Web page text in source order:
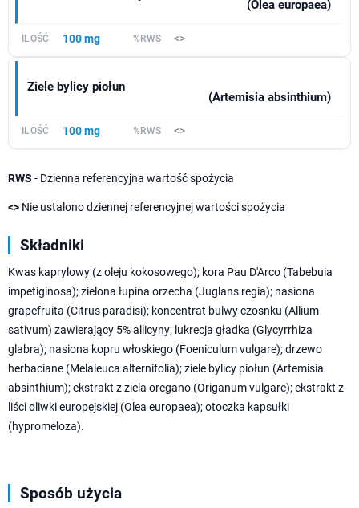
(Olea europaea)
100 mg <>
Ziele bylicy piołun
(Artemisia absinthium)
100 mg <>
RWS - Dzienna referencyjna wartość spożycia
<> Nie ustalono dziennej referencyjnej wartości spożycia
Składniki
Kwas kaprylowy (z oleju kokosowego); kora Pau D'Arco (Tabebuia
impetiginosa); zielona łupina orzecha (Juglans regia); nasiona
grapefruita (Citrus paradisi); koncentrat bulwy czosnku (Allium
sativum) zawierający 5% allicyny; lukrecja gładka (Glycyrrhiza
glabra); nasiona kopru włoskiego (Foeniculum vulgare); drzewo
herbaciane (Melaleuca alternifolia); ziele bylicy piołun (Artemisia
absinthium); ekstrakt z ziela oregano (Origanum vulgare); ekstrakt z
liści oliwki europejskiej (Olea europaea); otoczka kapsułki
(hypromeloza).
Sposób użycia